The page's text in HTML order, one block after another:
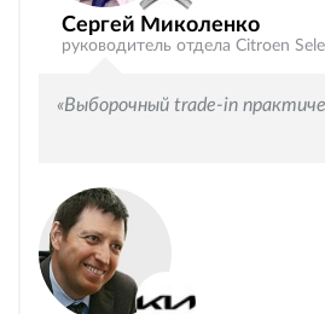
Cергей Миколенко
руководитель отдела Citroen
«Выборочный trade-in